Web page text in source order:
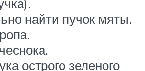
найти пучок мяты.
острого зеленого